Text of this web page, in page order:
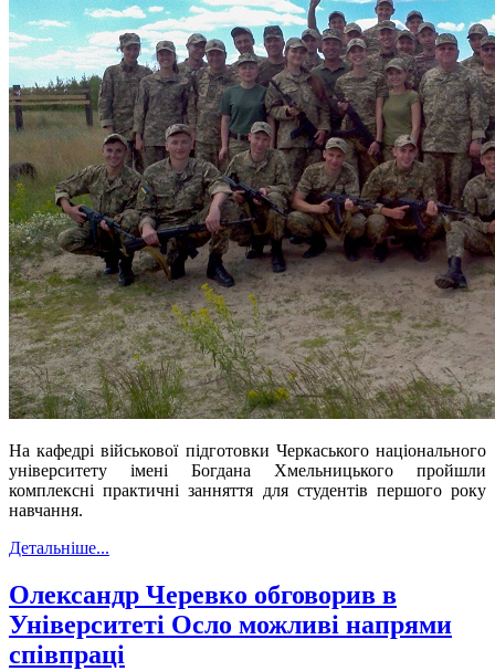
На кафедрі військової підготовки Черкаського національного
університету імені Богдана Хмельницького пройшли
комплексні практичні занняття для студентів першого року
навчання.
Детальніше...
Олександр Черевко обговорив в
Університеті Осло можливі напрями
співпраці